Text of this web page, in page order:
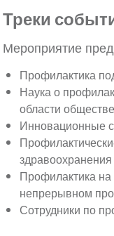
Треки
Мероприятие
Профилактика
Наука о
области
Инновационные
здравоохранения
Профилактика
непрерывном
Сотрудники по